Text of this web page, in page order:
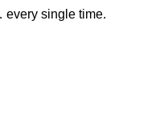
single time.